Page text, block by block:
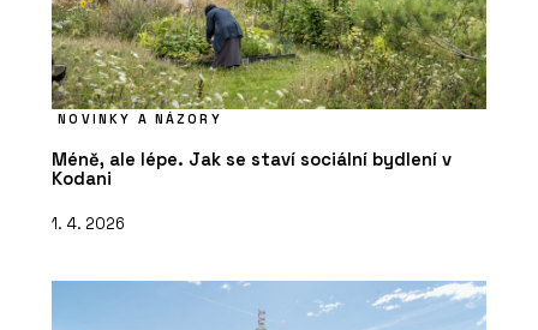
NOVINKY A NÁZORY
Méně, ale lépe. Jak se staví sociální bydlení v
Kodani
1. 4. 2026